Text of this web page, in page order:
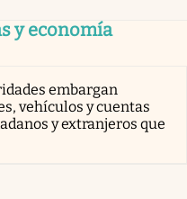
y economía
embargan
vehículos y cuentas
y extranjeros que